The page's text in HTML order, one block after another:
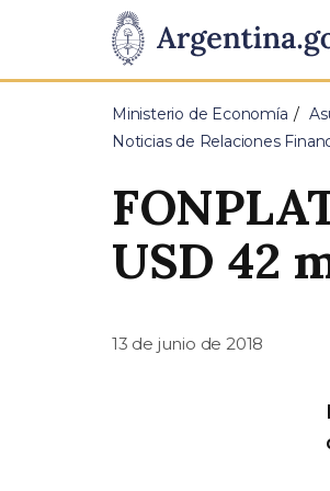
Presidencia
de
Pasar al contenido principal
Ministerio de Economía
Noticias de Relaciones
USD 42
13 de junio de 2018